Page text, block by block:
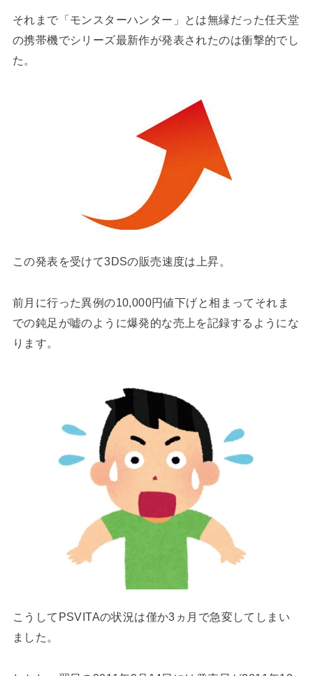
それまで「モンスターハンター」とは無縁だった任天堂
の携帯機でシリーズ最新作が発表されたのは衝撃的でし
た。
この発表を受けて3DSの販売速度は上昇。
前月に行った異例の10,000円値下げと相まってそれま
での鈍足が嘘のように爆発的な売上を記録するようにな
ります。
こうしてPSVITAの状況は僅か3ヵ月で急変してしまい
ました。